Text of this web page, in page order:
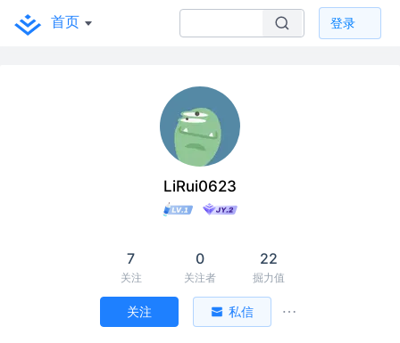
首页 登录
LiRui0623
7
关注
0
关注者
22
掘力值
关注 私信